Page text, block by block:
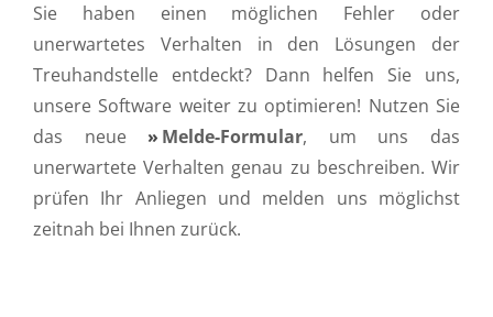
Sie haben einen möglichen Fehler oder
unerwartetes Verhalten in den Lösungen der
Treuhandstelle entdeckt? Dann helfen Sie uns,
unsere Software weiter zu optimieren! Nutzen Sie
das neue
Melde-Formular, um uns das
unerwartete Verhalten genau zu beschreiben. Wir
prüfen Ihr Anliegen und melden uns möglichst
zeitnah bei Ihnen zurück.